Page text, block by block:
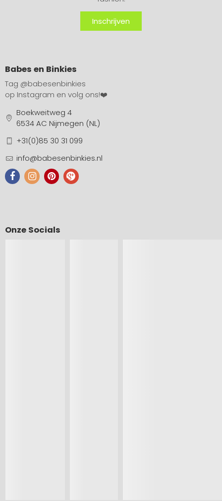
Inschrijven
Babes en Binkies
Tag @babesenbinkies
op Instagram en volg ons!❤️
Boekweitweg 4
6534 AC Nijmegen (NL)
+31(0)85 30 31 099
info@babesenbinkies.nl
Onze Socials